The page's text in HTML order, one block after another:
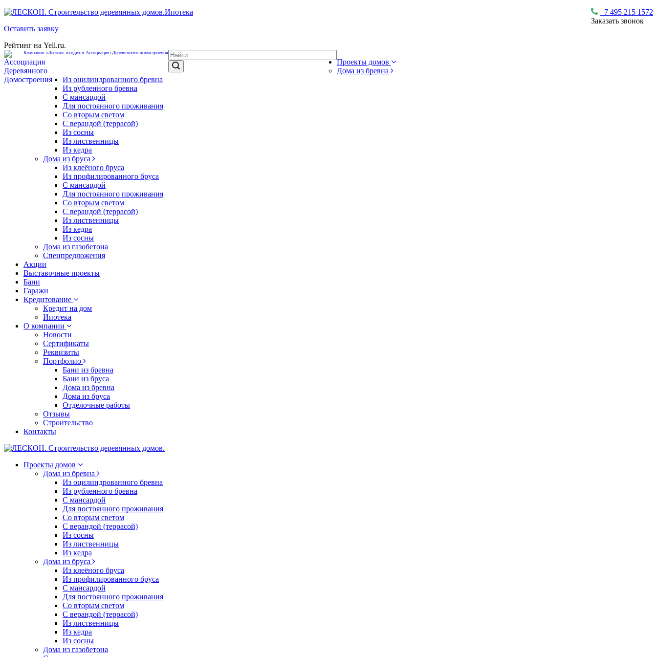
+7 495 215 1572
Заказать звонок
Ипотека
Оставить заявку
Рейтинг на Yell.ru.
Компания «Лескон» входит в Ассоциацию Деревянного домостроения
Проекты домов
Дома из бревна
Из оцилиндрованного бревна
Из рубленного бревна
С мансардой
Для постоянного проживания
Со вторым светом
С верандой (террасой)
Из сосны
Из лиственницы
Из кедра
Дома из бруса
Из клеёного бруса
Из профилированного бруса
С мансардой
Для постоянного проживания
Со вторым светом
С верандой (террасой)
Из лиственницы
Из кедра
Из сосны
Дома из газобетона
Спецпредложения
Акции
Выставочные проекты
Бани
Гаражи
Кредитование
Кредит на дом
Ипотека
О компании
Новости
Сертификаты
Реквизиты
Портфолио
Бани из бревна
Бани из бруса
Дома из бревна
Дома из бруса
Отделочные работы
Отзывы
Строительство
Контакты
Проекты домов
Дома из бревна
Из оцилиндрованного бревна
Из рубленного бревна
С мансардой
Для постоянного проживания
Со вторым светом
С верандой (террасой)
Из сосны
Из лиственницы
Из кедра
Дома из бруса
Из клеёного бруса
Из профилированного бруса
С мансардой
Для постоянного проживания
Со вторым светом
С верандой (террасой)
Из лиственницы
Из кедра
Из сосны
Дома из газобетона